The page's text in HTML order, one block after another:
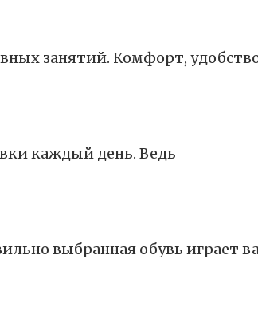
занятий. Комфорт,
каждый день. Ведь
выбранная обувь играет